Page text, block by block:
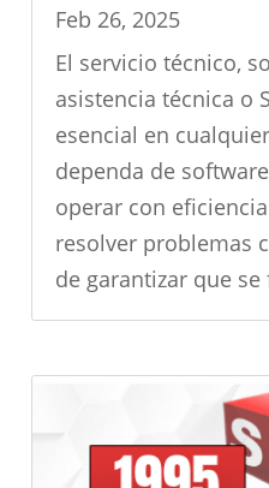
Feb 26, 2025
El servicio técnico,
asistencia técnica o
esencial en
dependa de
operar con
resolver problemas
de garantizar que